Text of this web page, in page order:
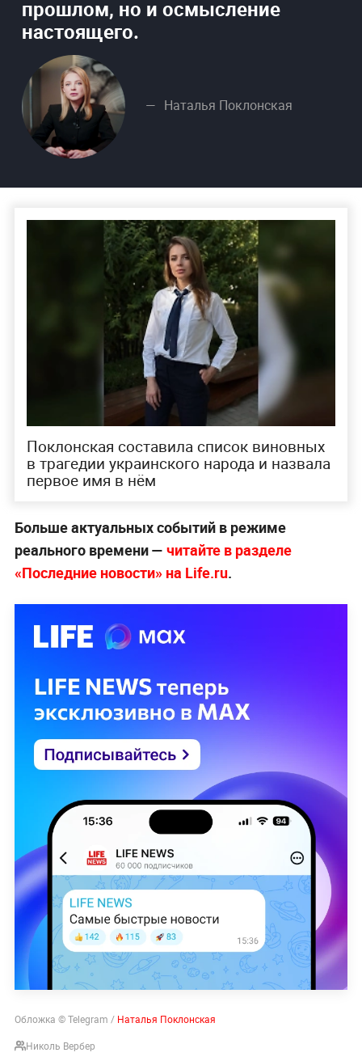
прошлом, но и осмысление
настоящего.
Наталья Поклонская
Поклонская составила список виновных
в трагедии украинского народа и назвала
первое имя в нём
Больше актуальных событий в режиме
реального времени — читайте в разделе
«Последние новости» на Life.ru.
Обложка © Telegram / Наталья Поклонская
Николь Вербер